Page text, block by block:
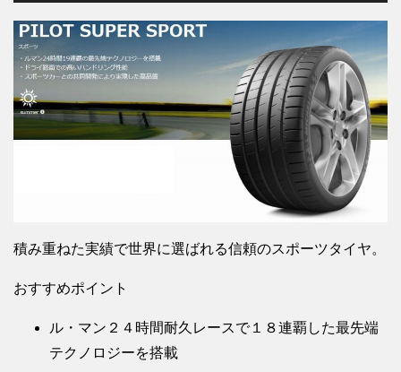
積み重ねた実績で世界に選ばれる信頼のスポーツタイヤ。
おすすめポイント
ル・マン２４時間耐久レースで１８連覇した最先端
テクノロジーを搭載